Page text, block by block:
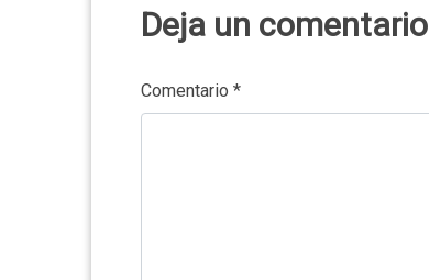
Deja un comentario
Comentario *